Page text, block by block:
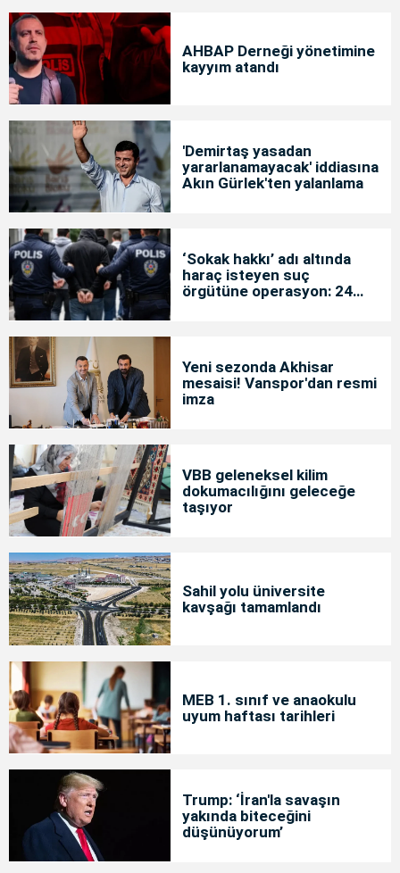
AHBAP Derneği yönetimine
kayyım atandı
'Demirtaş yasadan
yararlanamayacak' iddiasına
Akın Gürlek'ten yalanlama
‘Sokak hakkı’ adı altında
haraç isteyen suç
örgütüne operasyon: 24
Yeni sezonda Akhisar
mesaisi! Vanspor'dan resmi
imza
VBB geleneksel kilim
dokumacılığını geleceğe
taşıyor
Sahil yolu üniversite
kavşağı tamamlandı
MEB 1. sınıf ve anaokulu
uyum haftası tarihleri
Trump: ‘İran'la savaşın
yakında biteceğini
düşünüyorum’